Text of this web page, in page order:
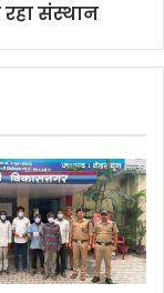
संस्थान